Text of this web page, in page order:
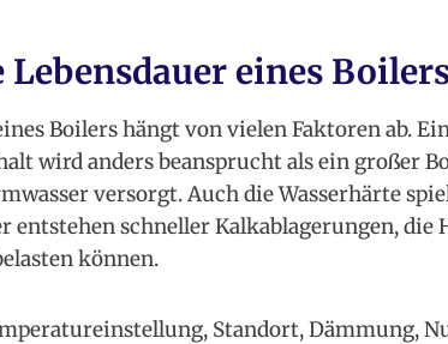
Lebensdauer eines
Boilers hängt von vielen Faktoren ab.
wird anders beansprucht als ein großer
versorgt. Auch die Wasserhärte
entstehen schneller Kalkablagerungen, die
können.
Standort, Dämmung,